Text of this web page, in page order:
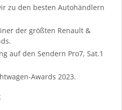
zu den besten Autohändlern
der größten Renault &
auf den Sendern Pro7, Sat.1
Awards 2023.